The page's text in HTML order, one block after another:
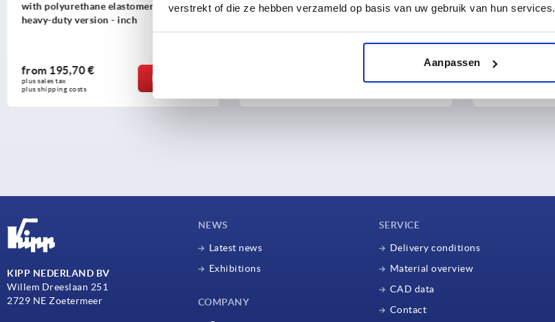
verstrekt of die ze hebben verzameld op basis van uw gebruik van hun services.
Aanpassen
with polyurethane elastomer tread,
heavy-duty version - inch
from 195,70 €
plus sales tax
plus shipping costs
DETAILS
with polyamide wheels, heavy-duty
DETAILS
from
plus sales tax
KIPP NEDERLAND BV
Willem Dreeslaan 251
2729 NE Zoetermeer
NEWS
Latest news
Exhibitions
COMPANY
SERVICE
Delivery conditions
Material overview
CAD data
Contact